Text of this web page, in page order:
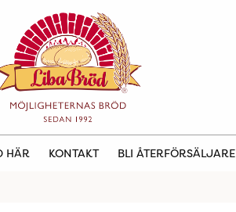
HÄR KONTAKT BLI ÅTERFÖRSÄLJARE